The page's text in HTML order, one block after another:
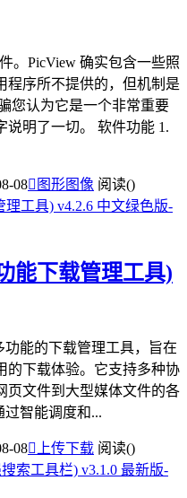
。PicView 确实包含一些照
程序所不提供的，但机制是
您认为它是一个非常重要
说明了一切。 软件功能 1.
08 图形图像 阅读()
能下载管理工具)
功能的下载管理工具，旨在
的下载体验。它支持多种协
页文件到大型媒体文件的各
过智能调度和...
08 上传下载 阅读()